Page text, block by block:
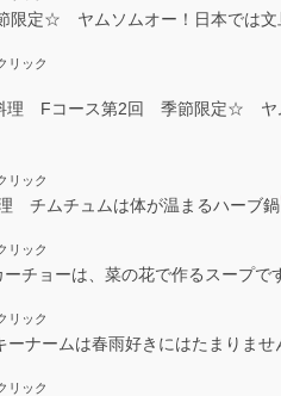
定☆ ヤムソムオー！日本では文
リック
料理 Fコース第2回 季節限定☆ ヤ
リック
チムチュムは体が温まるハーブ鍋
リック
ョーは、菜の花で作るスープで
リック
ナームは春雨好きにはたまりませ
リック